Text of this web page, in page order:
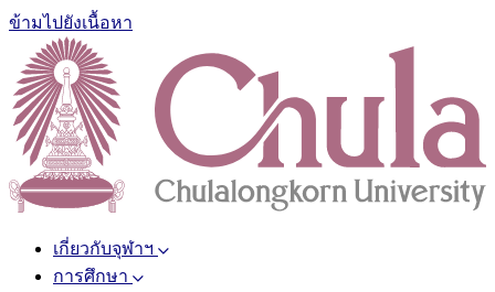
ข้ามไปยังเนื้อหา
เกี่ยวกับจุฬาฯ
การศึกษา